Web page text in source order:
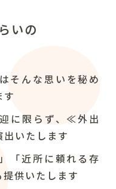
いの
そんな思いを秘め
す
に限らず、≪外出
いたします
「近所に頼れる存
供いたします